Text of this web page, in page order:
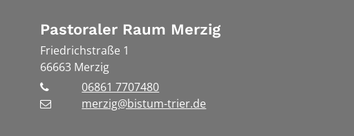
Pastoraler Raum Merzig
Friedrichstraße 1
66663 Merzig
06861 7707480
merzig@bistum-trier.de